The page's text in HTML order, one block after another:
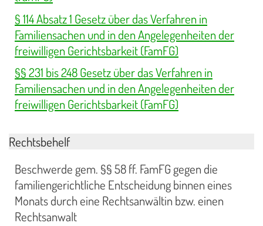
§ 114 Absatz 1 Gesetz über das Verfahren in
Familiensachen und in den Angelegenheiten der
freiwilligen Gerichtsbarkeit (FamFG)
§§ 231 bis 248 Gesetz über das Verfahren in
Familiensachen und in den Angelegenheiten der
freiwilligen Gerichtsbarkeit (FamFG)
Rechtsbehelf
Beschwerde gem. §§ 58 ff. FamFG gegen die
familiengerichtliche Entscheidung binnen eines
Monats durch eine Rechtsanwältin bzw. einen
Rechtsanwalt